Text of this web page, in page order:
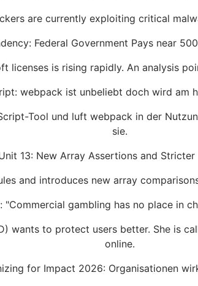
are currently exploiting critical
Federal Government Pays near
licenses is rising rapidly. An analysis
webpack ist unbeliebt doch wird am
Tool und luft webpack in der
sie.
13: New Array Assertions and
and introduces new array
"Commercial gambling has no place in
wants to protect users better. She is
online.
for Impact 2026: Organisationen